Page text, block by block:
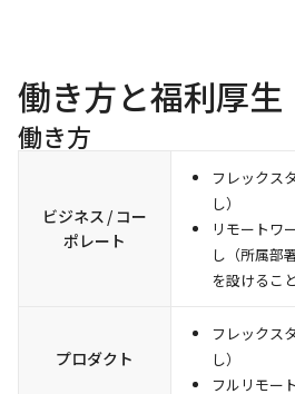
働き方と福利厚生
働き方
ビジネス / コー
ポレート
フレックス
し）
リモートワ
し（所属部
を設けるこ
プロダクト
フレックス
し）
フルリモー